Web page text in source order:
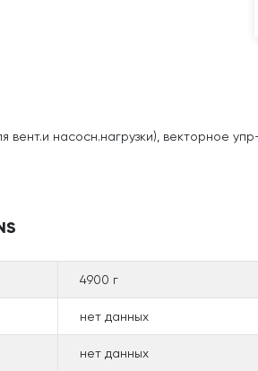
насосн.нагрузки), векторное
4900 г
нет данных
нет данных